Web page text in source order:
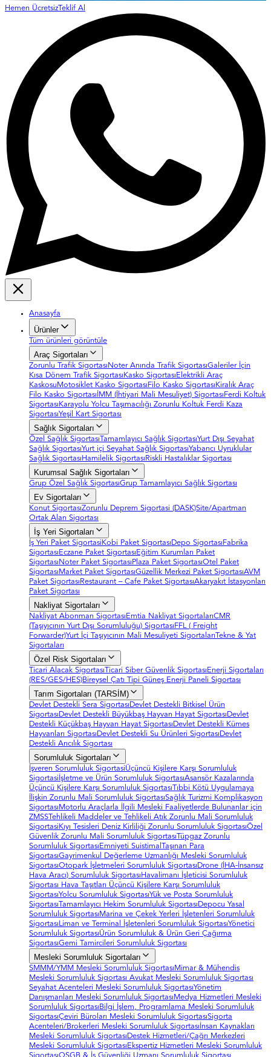
Hemen ÜcretsizTeklif Al
Anasayfa
Ürünler
Tüm ürünleri görüntüle
Araç Sigortaları
Zorunlu Trafik Sigortası Noter Anında Trafik SigortasıGaleriler İçin
Kısa Dönem Trafik Sigortası Kasko Sigortası Elektrikli Araç
Kaskosu Motosiklet Kasko Sigortası Filo Kasko Sigortası Kiralık Araç
Filo Kasko Sigortası İMM (İhtiyari Mali Mesuliyet) Sigortası Ferdi Koltuk
Sigortası Karayolu Yolcu Taşımacılığı Zorunlu Koltuk Ferdi Kaza
SigortasıYeşil Kart Sigortası
Sağlık Sigortaları
Özel Sağlık SigortasıTamamlayıcı Sağlık SigortasıYurt Dışı Seyahat
Sağlık SigortasıYurt içi Seyahat Sağlık SigortasıYabancı Uyruklular
Sağlık Sigortası Hamilelik Sigortası Riskli Hastalıklar Sigortası
Kurumsal Sağlık Sigortaları
Grup Özel Sağlık SigortasıGrup Tamamlayıcı Sağlık Sigortası
Ev Sigortaları
Konut SigortasıZorunlu Deprem Sigortasi (DASK)Site/Apartman
Ortak Alan Sigortası
İş Yeri Sigortaları
İş Yeri Paket Sigortasi Kobi Paket Sigortası Depo Sigortası Fabrika
Sigortası Eczane Paket Sigortası Eğitim Kurumları Paket
Sigortası Noter Paket Sigortası Plaza Paket SigortasıOtel Paket
Sigortası Market Paket SigortasıGüzellik Merkezi Paket SigortasıAVM
Paket Sigortası Restaurant – Cafe Paket SigortasıAkaryakıt İstasyonları
Paket Sigortası
Nakliyat Sigortaları
Nakliyat Abonman Sigortası Emtia Nakliyat SigortalarıCMR
(Taşıyıcının Yurt Dışı Sorumluluğu) Sigortası FFL ( Freight
Forwarder)Yurt İçi Taşıyıcının Mali Mesuliyeti SigortalarıTekne & Yat
Sigortaları
Özel Risk Sigortaları
Ticari Alacak SigortasıTicari Siber Güvenlik Sigortası Enerji Sigortaları
(RES/GES/HES)Bireysel Çatı Tipi Güneş Enerji Paneli Sigortası
Tarım Sigortaları (TARSİM)
Devlet Destekli Sera Sigortası Devlet Destekli Bitkisel Ürün
Sigortası Devlet Destekli Büyükbaş Hayvan Hayat Sigortası Devlet
Destekli Küçükbaş Hayvan Hayat Sigortası Devlet Destekli Kümes
Hayvanları Sigortası Devlet Destekli Su Ürünleri Sigortası Devlet
Destekli Arıcılık Sigortası
Sorumluluk Sigortaları
İşveren Sorumluluk SigortasiÜçüncü Kişilere Karşı Sorumluluk
Sigortasi İşletme ve Ürün Sorumluluk SigortasıAsansör Kazalarında
Üçüncü Kişilere Karşı Sorumluluk SigortasıTıbbi Kötü Uygulamaya
İlişkin Zorunlu Mali Sorumluluk SigortasıSağlık Turizmi Komplikasyon
Sigortası Motorlu Araçlarla İlgili Mesleki Faaliyetlerde Bulunanlar için
ZMSSTehlikeli Maddeler ve Tehlikeli Atık Zorunlu Mali Sorumluluk
Sigortasi Kıyı Tesisleri Deniz Kirliliği Zorunlu Sorumluluk SigortasıÖzel
Güvenlik Zorunlu Mali Sorumluluk SigortasıTüpgaz Zorunlu
Sorumluluk Sigortası Emniyeti Suistimal Taşınan Para
SigortasıGayrimenkul Değerleme Uzmanlığı Mesleki Sorumluluk
SigortasıOtopark İşletmeleri Sorumluluk Sigortası Drone (İHA-İnsansız
Hava Aracı) Sorumluluk Sigortası Havalimanı İşleticisi Sorumluluk
Sigortası Hava Taşıtları Üçüncü Kişilere Karşı Sorumluluk
SigortasıYolcu Sorumluluk SigortasıYük ve Posta Sorumluluk
SigortasıTamamlayıcı Hekim Sorumluluk Sigortası Depocu Yasal
Sorumluluk Sigortası Marina ve Çekek Yerleri İşletenleri Sorumluluk
Sigortası Liman ve Terminal İşletenleri Sorumluluk SigortasıYönetici
Sorumluluk SigortasıÜrün Sorumluluk & Ürün Geri Çağırma
SigortasıGemi Tamircileri Sorumluluk Sigortası
Mesleki Sorumluluk Sigortaları
SMMM/YMM Mesleki Sorumluluk Sigortası Mimar & Mühendis
Mesleki Sorumluluk Sigortası Avukat Mesleki Sorumluluk Sigortası
Seyahat Acenteleri Mesleki Sorumluluk SigortasıYönetim
Danışmanları Mesleki Sorumluluk Sigortası Medya Hizmetleri Mesleki
Sorumluluk Sigortası Bilgi İşlem, Programlama Mesleki Sorumluluk
SigortasıÇeviri Büroları Mesleki Sorumluluk SigortasıSigorta
Acenteleri/Brokerleri Mesleki Sorumluluk Sigortası İnsan Kaynakları
Mesleki Sorumluluk Sigortası Destek Hizmetleri/Çağrı Merkezleri
Mesleki Sorumluluk Sigortası Ekspertiz Hizmetleri Mesleki Sorumluluk
SigortasıOSGB & İş Güvenliği Uzmanı Sorumluluk Sigortası